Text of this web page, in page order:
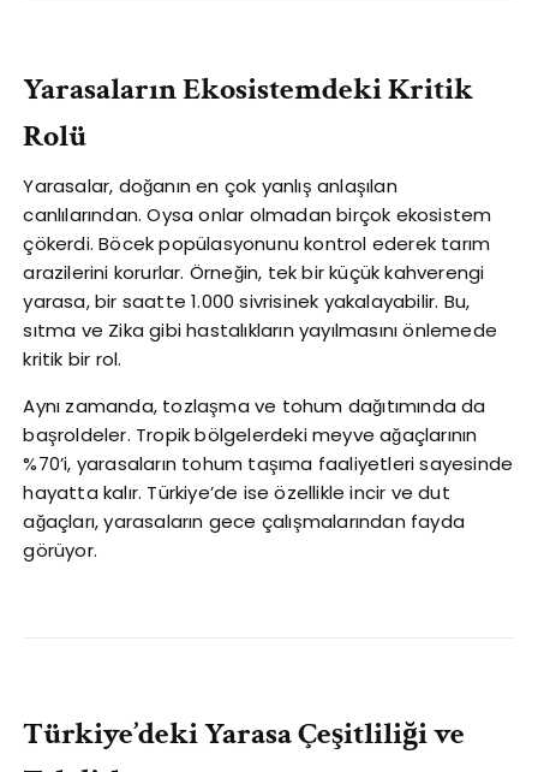
Yarasaların Ekosistemdeki Kritik
Rolü
Yarasalar, doğanın en çok yanlış anlaşılan
canlılarından. Oysa onlar olmadan birçok ekosistem
çökerdi. Böcek popülasyonunu kontrol ederek tarım
arazilerini korurlar. Örneğin, tek bir küçük kahverengi
yarasa, bir saatte 1.000 sivrisinek yakalayabilir. Bu,
sıtma ve Zika gibi hastalıkların yayılmasını önlemede
kritik bir rol.
Aynı zamanda, tozlaşma ve tohum dağıtımında da
başroldeler. Tropik bölgelerdeki meyve ağaçlarının
%70’i, yarasaların tohum taşıma faaliyetleri sayesinde
hayatta kalır. Türkiye’de ise özellikle incir ve dut
ağaçları, yarasaların gece çalışmalarından fayda
görüyor.
Türkiye’deki Yarasa Çeşitliliği ve